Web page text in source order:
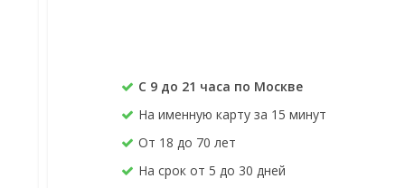
С 9 до 21 часа по Москве
На именную карту за 15 минут
От 18 до 70 лет
На срок от 5 до 30 дней